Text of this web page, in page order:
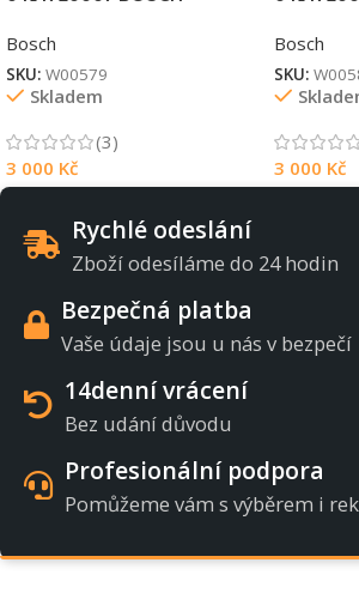
Bosch
SKU: W00579
Skladem
(3)
3 000 Kč
Bosch
SKU:
3 000 Kč
Rychlé odeslání
Zboží odesíláme do 24 hodin
Bezpečná platba
Vaše údaje jsou u nás v bezpečí
14denní vrácení
Bez udání důvodu
Profesionální podpora
Pomůžeme vám s výběrem i